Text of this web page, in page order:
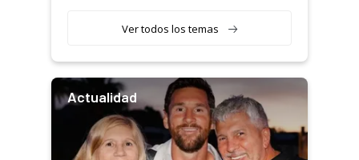
Ver todos los temas
Actualidad